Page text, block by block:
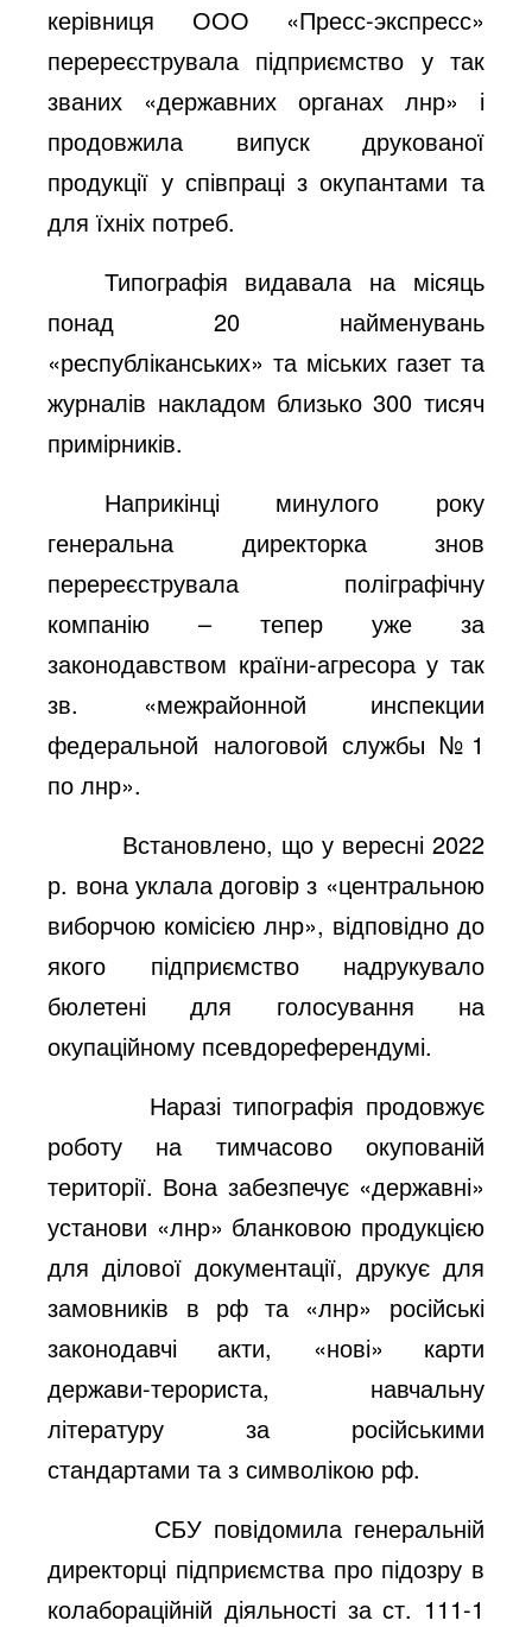
керівниця ООО «Пресс-экспресс»
перереєструвала підприємство у так
званих «державних органах лнр» і
продовжила випуск друкованої
продукції у співпраці з окупантами та
для їхніх потреб.
Типографія видавала на місяць
понад 20 найменувань
«республіканських» та міських газет та
журналів накладом близько 300 тисяч
примірників.
Наприкінці минулого року
генеральна директорка знов
перереєструвала поліграфічну
компанію – тепер уже за
законодавством країни-агресора у так
зв. «межрайонной инспекции
федеральной налоговой службы №1
по лнр».
Встановлено, що у вересні 2022
р. вона уклала договір з «центральною
виборчою комісією лнр», відповідно до
якого підприємство надрукувало
бюлетені для голосування на
окупаційному псевдореферендумі.
Наразі типографія продовжує
роботу на тимчасово окупованій
території. Вона забезпечує «державні»
установи «лнр» бланковою продукцією
для ділової документації, друкує для
замовників в рф та «лнр» російські
законодавчі акти, «нові» карти
держави-терориста, навчальну
літературу за російськими
стандартами та з символікою рф.
СБУ повідомила генеральній
директорці підприємства про підозру в
колабораційній діяльності за ст. 111-1